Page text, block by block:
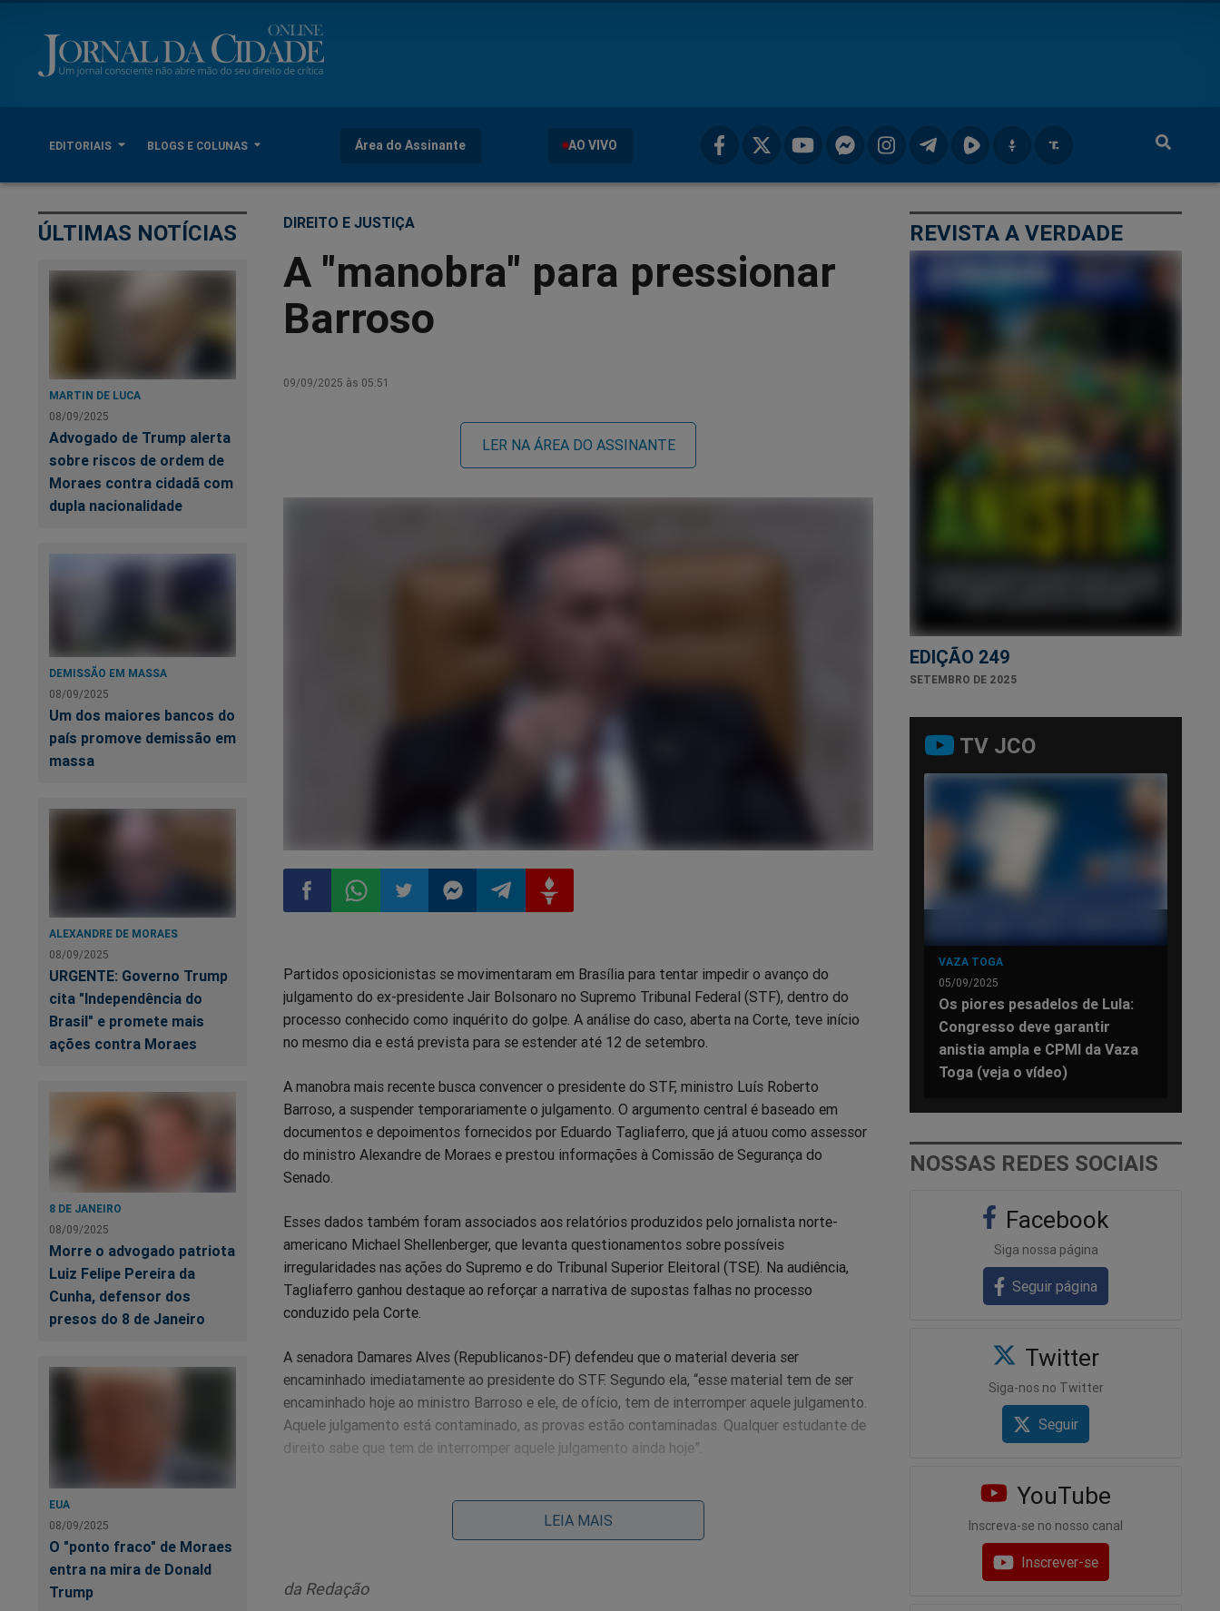
EDITORIAIS BLOGS E COLUNAS Área do Assinante AO VIVO
ÚLTIMAS NOTÍCIAS
MARTIN DE LUCA
08/09/2025
Advogado de Trump alerta
sobre riscos de ordem de
Moraes contra cidadã com
dupla nacionalidade
DEMISSÃO EM MASSA
08/09/2025
Um dos maiores bancos do
país promove demissão em
massa
ALEXANDRE DE MORAES
08/09/2025
URGENTE: Governo Trump
cita "Independência do
Brasil" e promete mais
ações contra Moraes
8 DE JANEIRO
08/09/2025
Morre o advogado patriota
Luiz Felipe Pereira da
Cunha, defensor dos
presos do 8 de Janeiro
EUA
08/09/2025
O "ponto fraco" de Moraes
entra na mira de Donald
Trump
DIREITO E JUSTIÇA
A "manobra" para pressionar
Barroso
09/09/2025 às 05:51
LER NA ÁREA DO ASSINANTE
no
Facebook
no
Whatsapp
no
Twitter
no
Messenger
no
Telegram
no
Gettr
Partidos oposicionistas se movimentaram em Brasília para tentar impedir o avanço do
julgamento do ex-presidente Jair Bolsonaro no Supremo Tribunal Federal (STF), dentro do
processo conhecido como inquérito do golpe. A análise do caso, aberta na Corte, teve início
no mesmo dia e está prevista para se estender até 12 de setembro.
A manobra mais recente busca convencer o presidente do STF, ministro Luís Roberto
Barroso, a suspender temporariamente o julgamento. O argumento central é baseado em
documentos e depoimentos fornecidos por Eduardo Tagliaferro, que já atuou como assessor
do ministro Alexandre de Moraes e prestou informações à Comissão de Segurança do
Senado.
Esses dados também foram associados aos relatórios produzidos pelo jornalista norte-
americano Michael Shellenberger, que levanta questionamentos sobre possíveis
irregularidades nas ações do Supremo e do Tribunal Superior Eleitoral (TSE). Na audiência,
Tagliaferro ganhou destaque ao reforçar a narrativa de supostas falhas no processo
conduzido pela Corte.
A senadora Damares Alves (Republicanos-DF) defendeu que o material deveria ser
encaminhado imediatamente ao presidente do STF. Segundo ela, “esse material tem de ser
encaminhado hoje ao ministro Barroso e ele, de ofício, tem de interromper aquele julgamento.
Aquele julgamento está contaminado, as provas estão contaminadas. Qualquer estudante de
direito sabe que tem de interromper aquele julgamento ainda hoje”.
também ao presidente do Senado, Davi Alcolumbre (União-AP). A expectativa é criar um
clima de pressão política para que ele tome medidas contra Moraes.
Apesar disso, Alcolumbre já deixou claro que não pretende pautar qualquer pedido de
LEIA MAIS
da Redação
REVISTA A VERDADE
EDIÇÃO 249
SETEMBRO DE 2025
TV JCO
VAZA TOGA
05/09/2025
Os piores pesadelos de Lula:
Congresso deve garantir
anistia ampla e CPMI da Vaza
Toga (veja o vídeo)
NOSSAS REDES SOCIAIS
Facebook
Siga nossa página
Seguir página
Twitter
Siga-nos no Twitter
Seguir
YouTube
Inscreva-se no nosso canal
Inscrever-se